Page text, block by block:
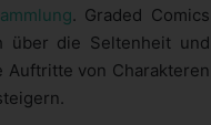
. Graded Comics
über die Seltenheit und
Auftritte von Charakteren